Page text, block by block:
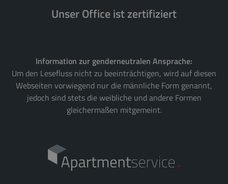
Unser Office ist zertifiziert
Information zur genderneutralen Ansprache:
Um den Lesefluss nicht zu beeinträchtigen, wird auf diesen
Webseiten vorwiegend nur die männliche Form genannt,
jedoch sind stets die weibliche und andere Formen
gleichermaßen mitgemeint.